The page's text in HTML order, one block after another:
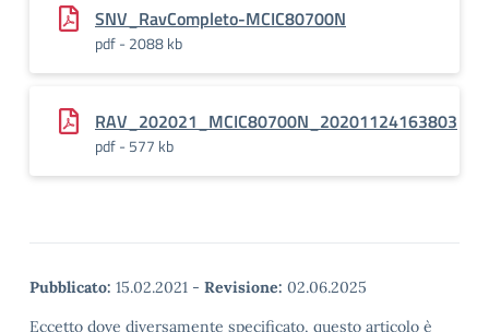
SNV_RavCompleto-MCIC80700N
pdf - 2088 kb
RAV_202021_MCIC80700N_20201124163803
pdf - 577 kb
Pubblicato: 15.02.2021 - Revisione: 02.06.2025
Eccetto dove diversamente specificato, questo articolo è